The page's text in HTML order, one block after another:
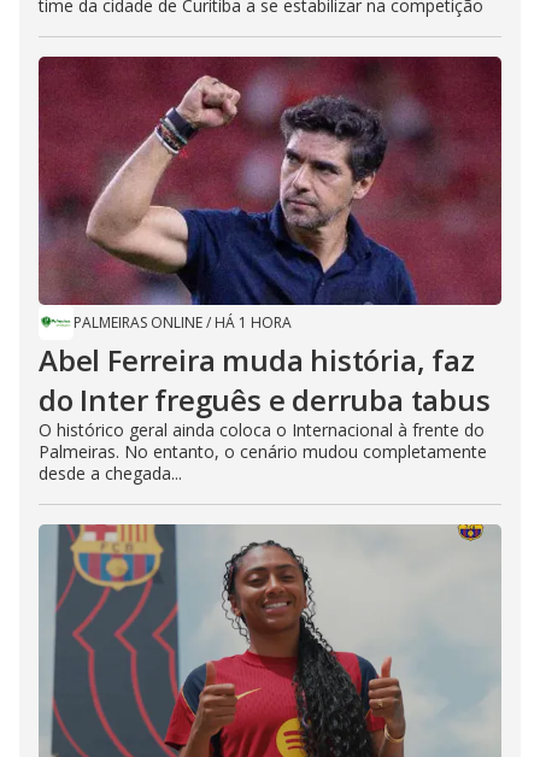
time da cidade de Curitiba a se estabilizar na competição
PALMEIRAS ONLINE/ HÁ 1 HORA
Abel Ferreira muda história, faz
do Inter freguês e derruba tabus
O histórico geral ainda coloca o Internacional à frente do
Palmeiras. No entanto, o cenário mudou completamente
desde a chegada...